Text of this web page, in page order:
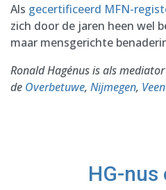
Als gecertificeerd MFN-
zich door de jaren heen wel
maar mensgerichte
Ronald Hagénus is als
de Overbetuwe, Nijmegen,
HG-